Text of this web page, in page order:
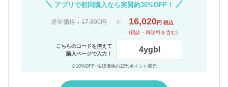
アプリで初回購入なら実質約30%OFF！
通常価格：17,800円 16,020円 税込
(初診・再診料を含む)
こちらのコードを控えて
購入ページで入力！
4ygbl
※10%OFF+決済価格の20%ポイント還元